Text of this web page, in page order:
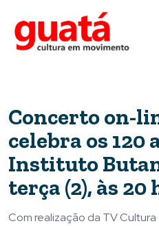
Concerto on-
celebra os 120
Instituto
terça (2), às 20
Com realização da TV